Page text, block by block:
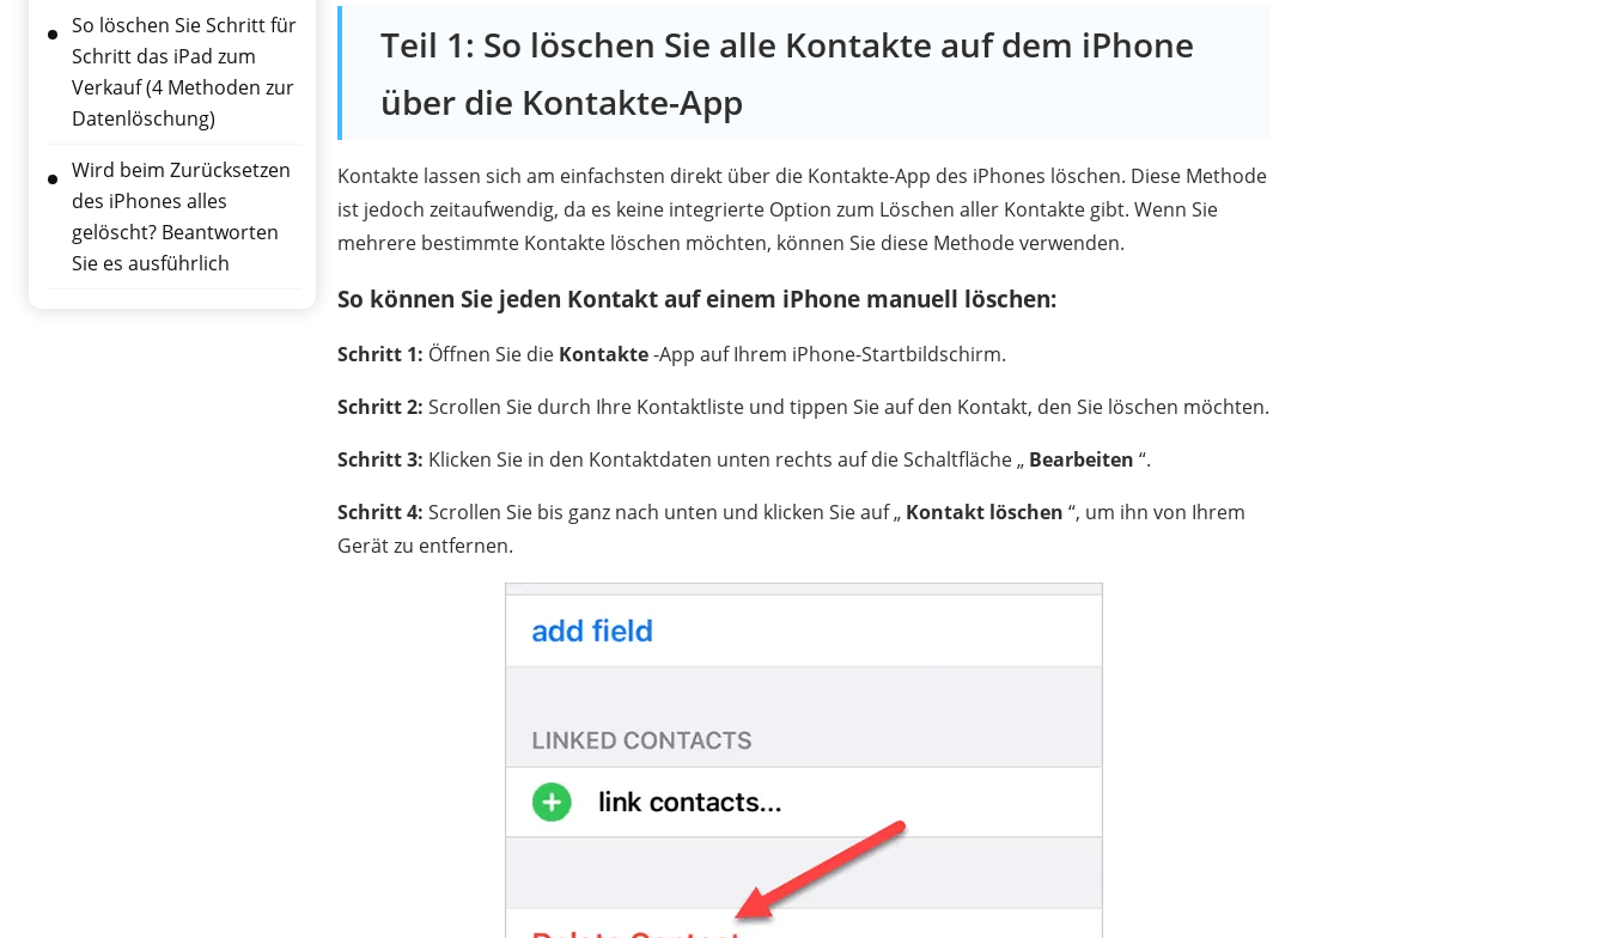
So löschen Sie Schritt für
Schritt das iPad zum
Verkauf (4 Methoden zur
Datenlöschung)
Wird beim Zurücksetzen
des iPhones alles
gelöscht? Beantworten
Sie es ausführlich
Teil 1: So löschen Sie alle Kontakte auf dem iPhone
über die Kontakte-App
Kontakte lassen sich am einfachsten direkt über die Kontakte-App des iPhones löschen. Diese Methode
ist jedoch zeitaufwendig, da es keine integrierte Option zum Löschen aller Kontakte gibt. Wenn Sie
mehrere bestimmte Kontakte löschen möchten, können Sie diese Methode verwenden.
So können Sie jeden Kontakt auf einem iPhone manuell löschen:
Schritt 1: Öffnen Sie die Kontakte-App auf Ihrem iPhone-Startbildschirm.
Schritt 2: Scrollen Sie durch Ihre Kontaktliste und tippen Sie auf den Kontakt, den Sie löschen möchten.
Schritt 3: Klicken Sie in den Kontaktdaten unten rechts auf die Schaltfläche „ Bearbeiten “.
Schritt 4: Scrollen Sie bis ganz nach unten und klicken Sie auf „ Kontakt löschen “, um ihn von Ihrem
Gerät zu entfernen.